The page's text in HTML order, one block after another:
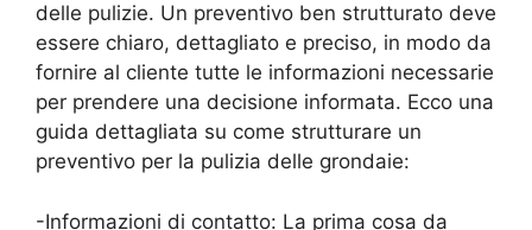
delle pulizie. Un preventivo ben strutturato deve
essere chiaro, dettagliato e preciso, in modo da
fornire al cliente tutte le informazioni necessarie
per prendere una decisione informata. Ecco una
guida dettagliata su come strutturare un
preventivo per la pulizia delle grondaie:
-Informazioni di contatto: La prima cosa da